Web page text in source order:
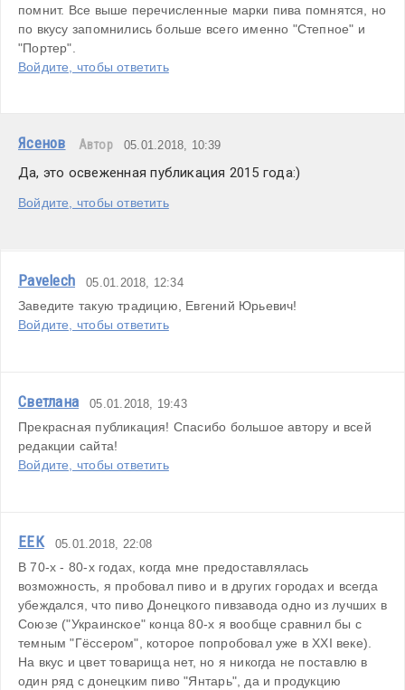
помнит. Все выше перечисленные марки пива помнятся, но
по вкусу запомнились больше всего именно "Степное" и
"Портер".
Войдите, чтобы ответить
Ясенов Автор 05.01.2018, 10:39
Да, это освеженная публикация 2015 года:)
Войдите, чтобы ответить
Pavelech 05.01.2018, 12:34
Заведите такую традицию, Евгений Юрьевич!
Войдите, чтобы ответить
Светлана 05.01.2018, 19:43
Прекрасная публикация! Спасибо большое автору и всей
редакции сайта!
Войдите, чтобы ответить
ЕЕК 05.01.2018, 22:08
В 70-х - 80-х годах, когда мне предоставлялась
возможность, я пробовал пиво и в других городах и всегда
убеждался, что пиво Донецкого пивзавода одно из лучших в
Союзе ("Украинское" конца 80-х я вообще сравнил бы с
темным "Гёссером", которое попробовал уже в XXI веке).
На вкус и цвет товарища нет, но я никогда не поставлю в
один ряд с донецким пиво "Янтарь", да и продукцию